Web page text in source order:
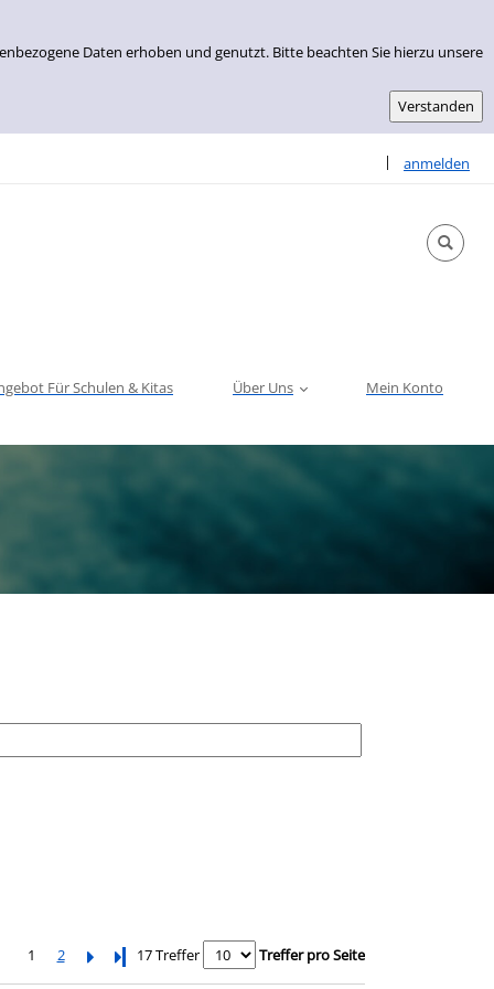
Daten erhoben und genutzt. Bitte beachten Sie hierzu unsere
| anmelden
Sprache
Für Schulen & Kitas Über Uns Mein Konto
1 2 Letzte Seite
17 Treffer Treffer pro Seite